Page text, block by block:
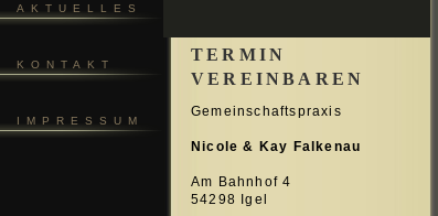
AKTUELLES
KONTAKT
IMPRESSUM
TERMIN
VEREINBAREN
Gemeinschaftspraxis
Nicole & Kay Falkenau
Am Bahnhof 4
54298 Igel